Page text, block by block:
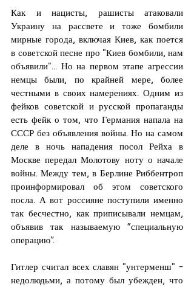
Как и нацисты, рашисты атаковали
Украину на рассвете и тоже бомбили
мирные города, включая Киев, как поется
в советской песне про "Киев бомбили, нам
объявили"... Но на первом этапе агрессии
немцы были, по крайней мере, более
честными в своих намерениях. Одним из
фейков советской и русской пропаганды
есть фейк о том, что Германия напала на
СССР без объявления войны. Но на самом
деле в ночь нападения посол Рейха в
Москве передал Молотову ноту о начале
войны. Между тем, в Берлине Риббентроп
проинформировал об этом советского
посла. А вот россияне поступили именно
так бесчестно, как приписывали немцам,
объявив так называемую “специальную
операцию”.
Гитлер считал всех славян "унтерменш" -
недолюдьми, а потому был убежден, что